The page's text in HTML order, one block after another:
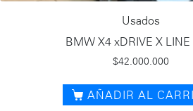
Usados
BMW X4 xDRIVE X LINE
$42.000.000
AÑADIR AL